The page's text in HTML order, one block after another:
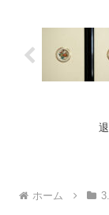
ホーム